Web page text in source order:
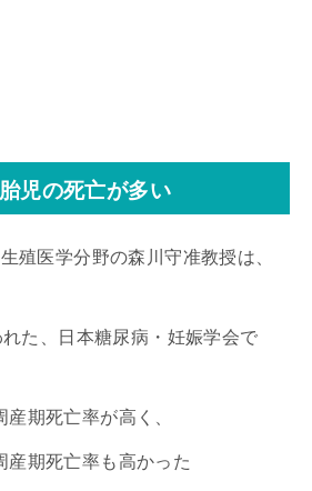
児の死亡が多い
殖医学分野の森川守准教授は、
た、日本糖尿病・妊娠学会で
期死亡率が高く、
産期死亡率も高かった